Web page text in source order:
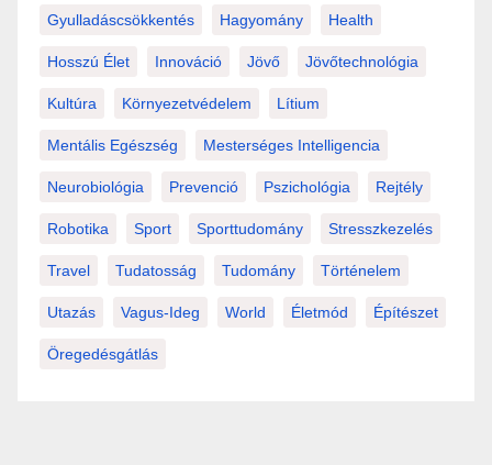
Gyulladáscsökkentés Hagyomány Health
Hosszú Élet Innováció Jövő Jövőtechnológia
Kultúra Környezetvédelem Lítium
Mentális Egészség Mesterséges Intelligencia
Neurobiológia Prevenció Pszichológia Rejtély
Robotika Sport Sporttudomány Stresszkezelés
Travel Tudatosság Tudomány Történelem
Utazás Vagus-Ideg World Életmód Építészet
Öregedésgátlás